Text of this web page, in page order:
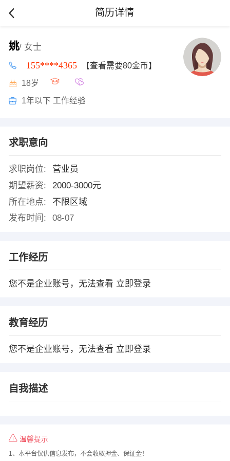
简历详情
姚/ 女士
155****4365 【查看需要80金币】
18岁
1年以下 工作经验
求职意向
求职岗位:
营业员
期望薪资:
2000-3000元
所在地点:
不限区域
发布时间:
08-07
工作经历
您不是企业账号，无法查看 立即登录
教育经历
您不是企业账号，无法查看 立即登录
自我描述
温馨提示
1、本平台仅供信息发布，不会收取押金、保证金！